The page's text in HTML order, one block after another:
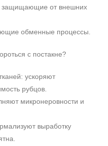
защищающие от внешних
обменные процессы.
с постакне?
ускоряют
рубцов.
микронеровности и
выработку
58-89
09-89